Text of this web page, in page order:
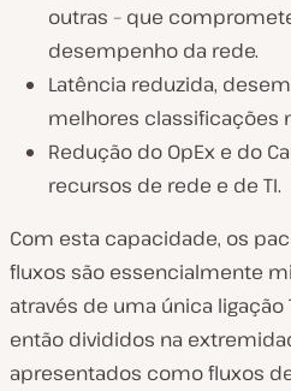
outras – que
desempenho da rede.
Latência reduzida,
melhores classificações
Redução do OpEx e do
recursos de rede e de TI.
Com esta capacidade, os
fluxos são essencialmente
através de uma única ligação
então divididos na
apresentados como fluxos